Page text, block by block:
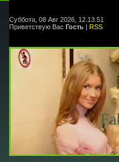
Суббота, 08 Авг 2026, 12.13.51
Приветствую Вас Гость | RSS